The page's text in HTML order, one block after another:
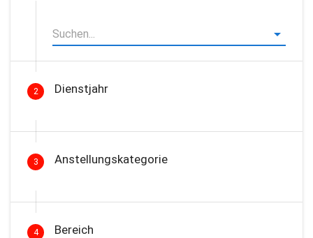
2 Dienstjahr
3 Anstellungskategorie
4 Bereich